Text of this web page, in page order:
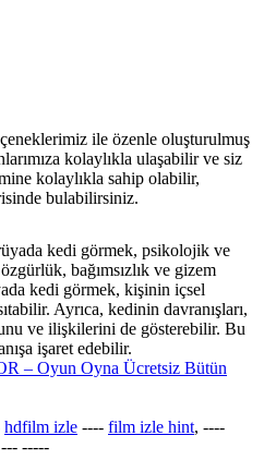
ile özenle oluşturulmuş
kolaylıkla ulaşabilir ve siz
kolaylıkla sahip olabilir,
bulabilirsiniz.
kedi görmek​, psikolojik ve
bağımsızlık ve gizem
kedi görmek, kişinin içsel
Ayrıca, kedinin davranışları,
ve ilişkilerini de gösterebilir. Bu
işaret edebilir.
– Oyun Oyna Ücretsiz Bütün
hdfilm izle ---- film izle hint, ----
--- -----